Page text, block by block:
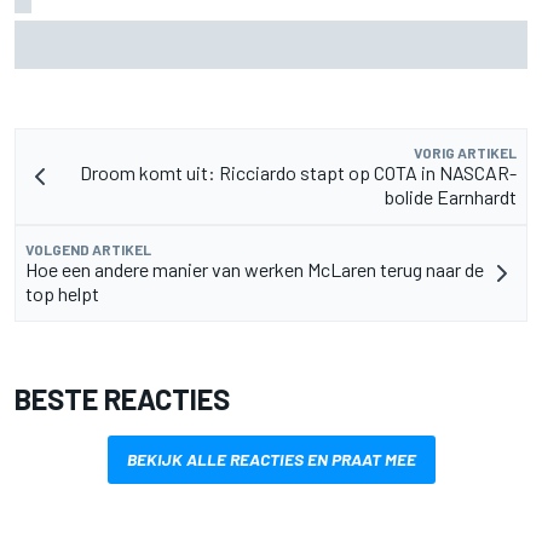
VORIG ARTIKEL
Droom komt uit: Ricciardo stapt op COTA in NASCAR-
bolide Earnhardt
VOLGEND ARTIKEL
Hoe een andere manier van werken McLaren terug naar de
top helpt
BESTE REACTIES
BEKIJK ALLE REACTIES EN PRAAT MEE